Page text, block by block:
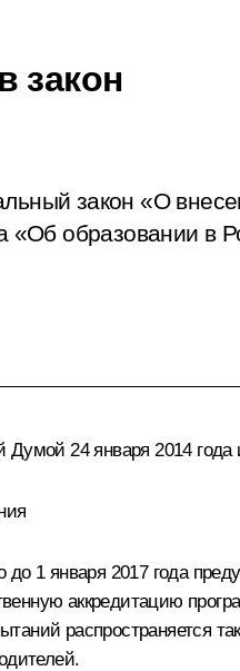
закон
закон «О
«Об образовании в
Думой 24 января 2014
1 января 2017 года
аккредитацию
распространяется